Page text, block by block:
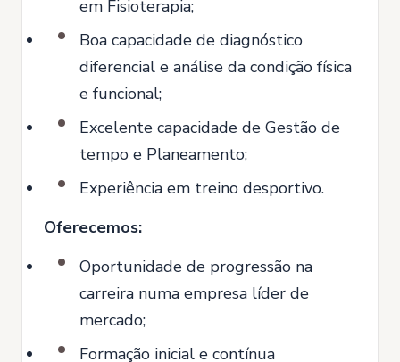
em Fisioterapia;
Boa capacidade de diagnóstico
diferencial e análise da condição física
e funcional;
Excelente capacidade de Gestão de
tempo e Planeamento;
Experiência em treino desportivo.
Oferecemos:
Oportunidade de progressão na
carreira numa empresa líder de
mercado;
Formação inicial e contínua